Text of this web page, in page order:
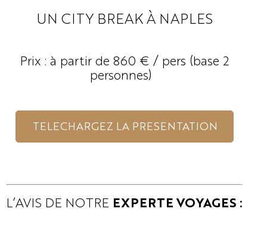
UN CITY BREAK À NAPLES
Prix : à partir de 860 € / pers (base 2
personnes)
TELECHARGEZ LA PRESENTATION
L’AVIS DE NOTRE EXPERTE VOYAGES :